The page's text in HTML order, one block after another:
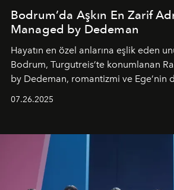
Bodrum’da Aşkın En Zarif
Managed by Dedeman
Hayatın en özel anlarına eşlik eden
Bodrum, Turgutreis’te konumlanan
by Dedeman, romantizmi ve Ege’nin
07.26.2025